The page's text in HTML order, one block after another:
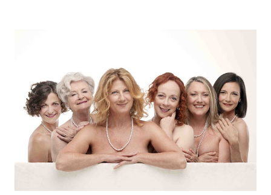
“Settembre dell’Accademia” dove si esibirà per il secondo anno
consecutivo. Il pubblico milanese avrà il piacere di applaudire i
giovani artisti della Baltic Sea Youth Philharmonic per la quarta
volta. L’orchestra, fondata nel 2008 da Kristjan Järvi (affiancato
da un prestigioso consiglio di consulent...